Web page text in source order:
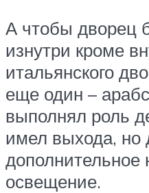
А чтобы дворец
изнутри кроме
итальянского
еще один –
выполнял роль
имел выхода, но
дополнительное
освещение.